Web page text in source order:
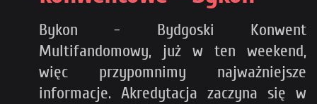
Bykon - Bydgoski Konwent
Multifandomowy, już w ten weekend,
więc przypomnimy najważniejsze
informacje. Akredytacja zaczyna się w